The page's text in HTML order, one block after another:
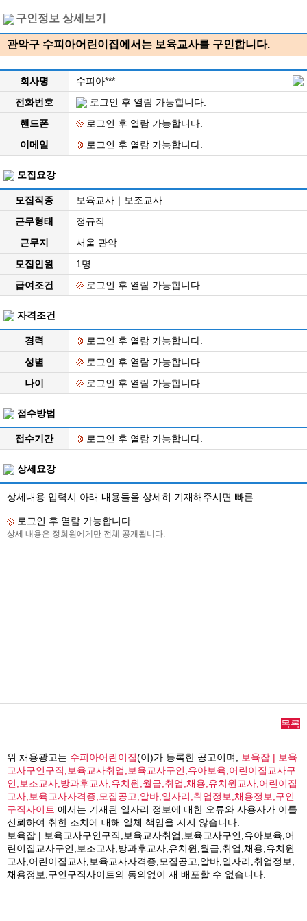
구인정보 상세보기
관악구 수피아어린이집에서는 보육교사를 구인합니다.
회사명
수피아***
전화번호
로그인 후 열람 가능합니다.
핸드폰
로그인 후 열람 가능합니다.
이메일
로그인 후 열람 가능합니다.
모집요강
모집직종
보육교사｜보조교사
근무형태
정규직
근무지
서울 관악
모집인원
1명
급여조건
로그인 후 열람 가능합니다.
자격조건
경력
로그인 후 열람 가능합니다.
성별
로그인 후 열람 가능합니다.
나이
로그인 후 열람 가능합니다.
접수방법
접수기간 로그인 후 열람 가능합니다.
상세요강
상세내용 입력시 아래 내용들을 상세히 기재해주시면 빠른 ...
로그인 후 열람 가능합니다.
상세 내용은 정회원에게만 전체 공개됩니다.
목록
위 채용광고는 수피아어린이집(이)가 등록한 공고이며,
보육잡 | 보육
교사구인구직,보육교사취업,보육교사구인,유아보육,어린이집교사구
인,보조교사,방과후교사,유치원,월급,취업,채용,유치원교사,어린이집
교사,보육교사자격증,모집공고,알바,일자리,취업정보,채용정보,구인
구직사이트 에서는 기재된 일자리 정보에 대한 오류와 사용자가 이를
신뢰하여 취한 조치에 대해 일체 책임을 지지 않습니다.
보육잡 | 보육교사구인구직,보육교사취업,보육교사구인,유아보육,어
린이집교사구인,보조교사,방과후교사,유치원,월급,취업,채용,유치원
교사,어린이집교사,보육교사자격증,모집공고,알바,일자리,취업정보,
채용정보,구인구직사이트의 동의없이 재 배포할 수 없습니다.